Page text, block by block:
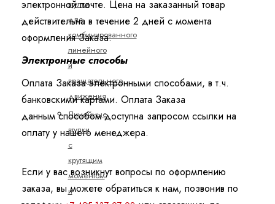
втулки
для
комбинированного
линейного
и
вращательного
движения
Линейные
втулки
с
крутящим
моментом
и
электронной почте. Цена на заказанный товар
действительна в течение 2 дней с момента
оформления Заказа.
Электронные способы
Оплата Заказа электронными способами, в т.ч.
банковскими картами. Оплата Заказа
данным способом доступна запросом ссылки на
оплату у нашего менеджера.
Если у вас возникнут вопросы по оформлению
заказа, вы можете обратиться к нам, позвонив по